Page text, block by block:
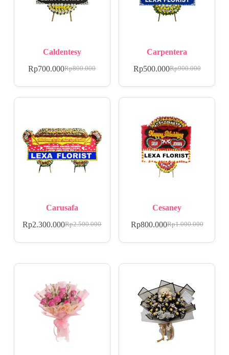
Caldentesy
Rp800.000
Rp700.000
Carpentera
Rp900.000
Rp500.000
Carusafa
Rp2.500.000
Rp2.300.000
Cesaney
Rp1.000.000
Rp800.000